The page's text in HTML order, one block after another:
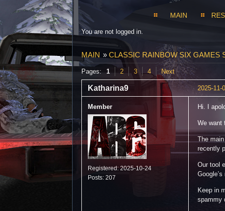
MAIN
You are not logged in.
MAIN » CLASSIC RAINBOW SIX GAMES
Pages: 1 2 3 4 Next
2025-11-
Katharina9
Member
Registered: 2025-10-24
Posts: 207
Hi. I
We want
The
recently
Our tool
Keep in
spammy